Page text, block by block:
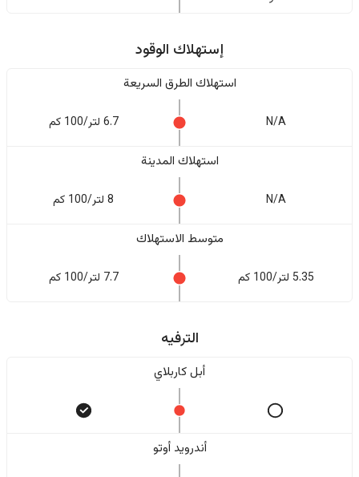
إستهلاك الوقود
استهلاك الطرق السريعة
N/A 6.7 لتر/100 كم
استهلاك المدينة
N/A 8 لتر/100 كم
متوسط الاستهلاك
5.35 لتر/100 كم 7.7 لتر/100 كم
الترفيه
أبل كاربلاي
أندرويد أوتو